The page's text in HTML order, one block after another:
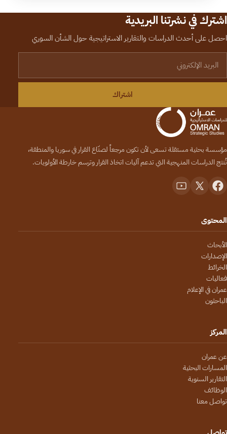
اشترك في نشرتنا البريدية
احصل على أحدث الدراسات والتقارير الاستراتيجية حول الشأن السوري
اشتراك
مؤسسة بحثية مستقلة تسعى لأن تكون مرجعاً لصنّاع القرار في سوريا والمنطقة،
تُنتج الدراسات المنهجية التي تدعم آليات اتخاذ القرار وترسم خارطة الأولويات.
المحتوى
الأبحاث
الإصدارات
الخرائط
فعاليات
عمران في الإعلام
الباحثون
المركز
عن عمران
المسارات البحثية
التقارير السنوية
الوظائف
تواصل معنا